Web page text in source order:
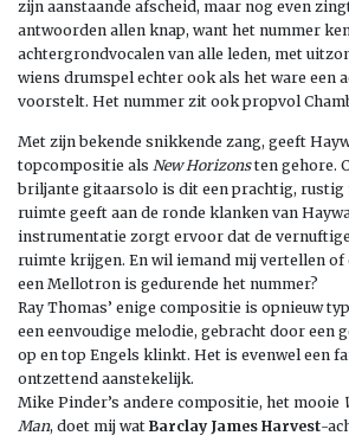
zijn aanstaande afscheid, maar nog even
antwoorden allen knap, want het nummer
achtergrondvocalen van alle leden, met
wiens drumspel echter ook als het ware een
voorstelt. Het nummer zit ook propvol
Met zijn bekende snikkende zang, geeft
topcompositie als New Horizonsten gehore.
briljante gitaarsolo is dit een prachtig, rustig
ruimte geeft aan de ronde klanken van
instrumentatie zorgt ervoor dat de
ruimte krijgen. En wil iemand mij vertellen
een Mellotron is gedurende het nummer?
Ray Thomas’ enige compositie is opnieuw
een eenvoudige melodie, gebracht door een
op en top Engels klinkt. Het is evenwel een
ontzettend aanstekelijk.
Mike Pinder’s andere compositie, het mooie
Man, doet mij wat Barclay James Harvest-